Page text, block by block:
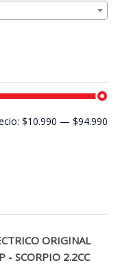
$10.990 — $94.990
ORIGINAL
- SCORPIO 2.2CC